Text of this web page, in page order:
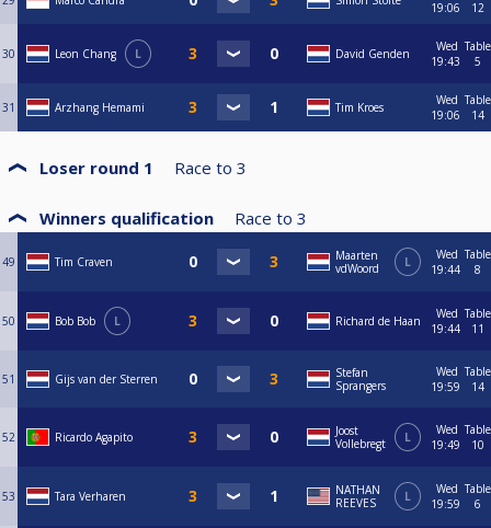
19:06
12
30 Leon Chang L David Genden
Wed
19:43
Table
5
31 Arzhang Hemami Tim Kroes
Wed
19:06
Table
14
Loser round 1 Race to 3
Winners qualification Race to 3
49 Tim Craven
Maarten
vdWoord
L
Wed
19:44
Table
8
50 Bob Bob L Richard de Haan
Wed
19:44
Table
11
51 Gijs van der Sterren
Stefan
Sprangers
Wed
19:59
Table
14
52 Ricardo Agapito
Joost
Vollebregt
L
Wed
19:49
Table
10
53 Tara Verharen
NATHAN
REEVES
L
Wed
19:59
Table
6